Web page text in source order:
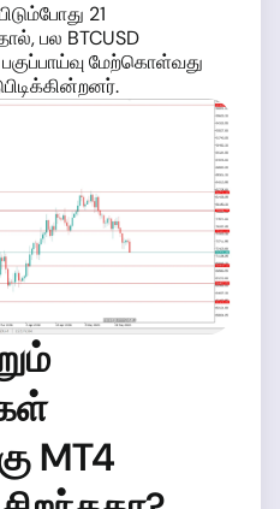
21
பல BTCUSD
மேற்கொள்வது
MT4